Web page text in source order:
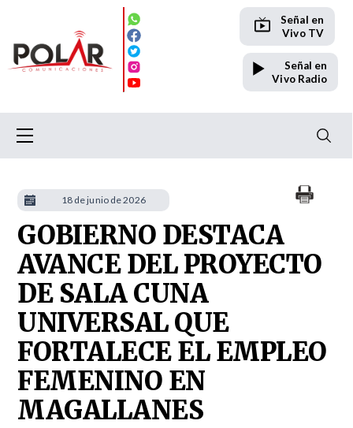
Señal en
Vivo TV
Señal en
Vivo Radio
GOBIERNO DESTACA
AVANCE DEL PROYECTO
DE SALA CUNA
UNIVERSAL QUE
FORTALECE EL EMPLEO
FEMENINO EN
MAGALLANES
18 de junio de 2026